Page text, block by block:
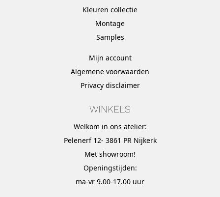
Kleuren collectie
Montage
Samples
Mijn account
Algemene voorwaarden
Privacy disclaimer
WINKELS
Welkom in ons atelier:
Pelenerf 12- 3861 PR Nijkerk
Met showroom!
Openingstijden:
ma-vr 9.00-17.00 uur